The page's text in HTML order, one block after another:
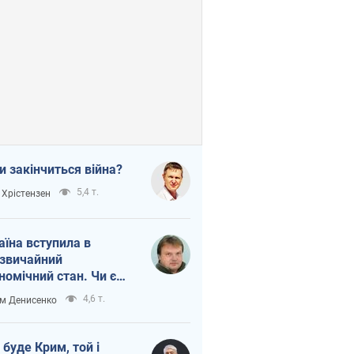
закінчиться війна?
5,4 т.
вступила в
стан. Чи є
вкінці тунелю?
Денисенко 4,6 т.
Крим, той і